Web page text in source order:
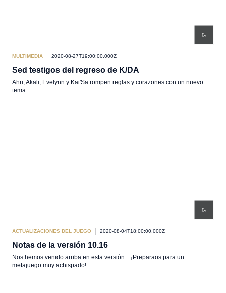
MULTIMEDIA 2020-08-27T19:00:00.000Z
Sed testigos del regreso de K/DA
Ahri, Akali, Evelynn y Kai'Sa rompen reglas y corazones con un nuevo
tema.
ACTUALIZACIONES DEL JUEGO 2020-08-04T18:00:00.000Z
Notas de la versión 10.16
Nos hemos venido arriba en esta versión... ¡Preparaos para un
metajuego muy achispado!